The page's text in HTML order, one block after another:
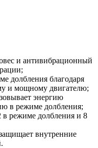
и антивибрационный
долбления благодаря
и мощному двигателю;
энергию
в режиме долбления;
в режиме долбления и 8
внутренние